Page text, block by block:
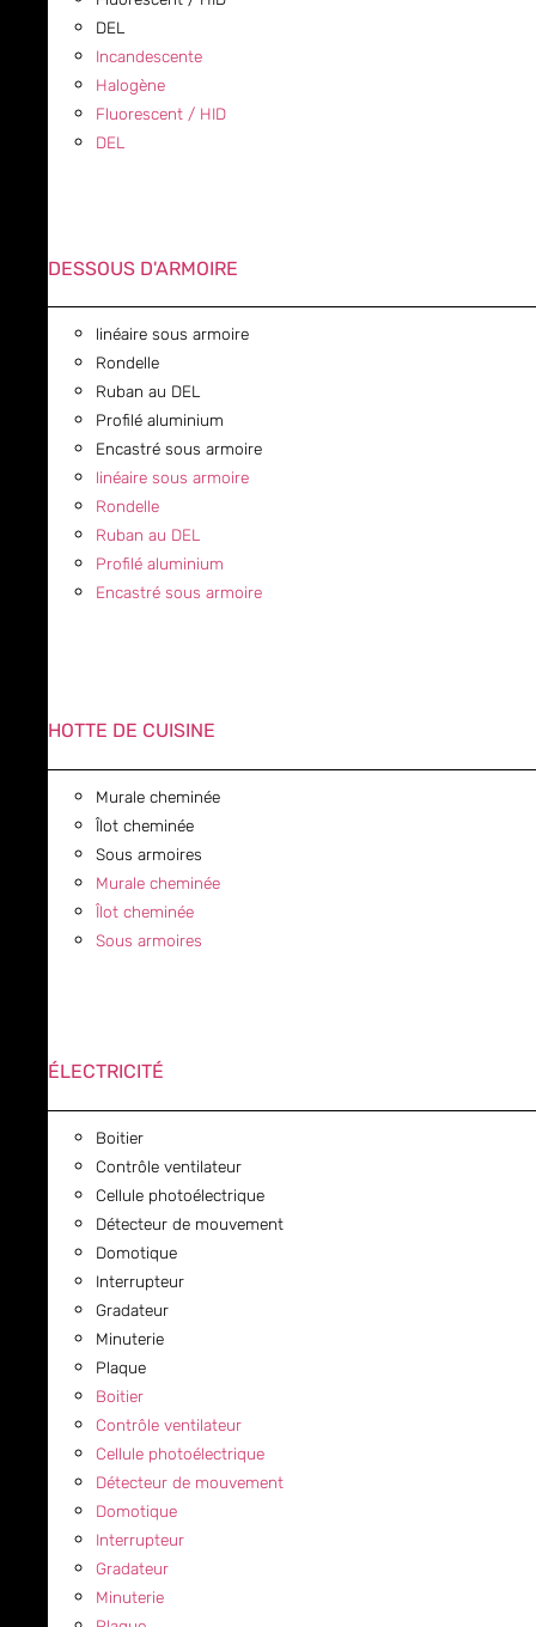
DEL
Incandescente
Halogène
Fluorescent / HID
DEL
DESSOUS D'ARMOIRE
linéaire sous armoire
Rondelle
Ruban au DEL
Profilé aluminium
Encastré sous armoire
linéaire sous armoire
Rondelle
Ruban au DEL
Profilé aluminium
Encastré sous armoire
HOTTE DE CUISINE
Murale cheminée
Îlot cheminée
Sous armoires
Murale cheminée
Îlot cheminée
Sous armoires
ÉLECTRICITÉ
Boitier
Contrôle ventilateur
Cellule photoélectrique
Détecteur de mouvement
Domotique
Interrupteur
Gradateur
Minuterie
Plaque
Boitier
Contrôle ventilateur
Cellule photoélectrique
Détecteur de mouvement
Domotique
Interrupteur
Gradateur
Minuterie